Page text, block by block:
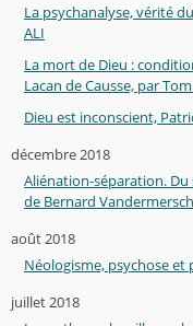
La psychanalyse, vérité
ALI
La mort de Dieu :
Lacan de Causse, par
Dieu est inconscient,
décembre 2018
Aliénation-séparation.
de Bernard Vandermersch
août 2018
Néologisme, psychose et
juillet 2018